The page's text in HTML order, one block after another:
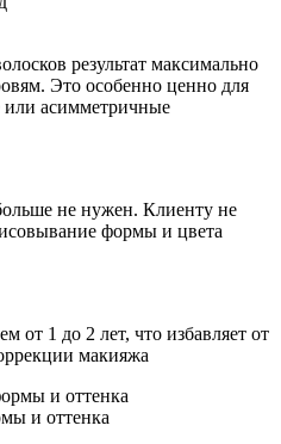
результат максимально
Это особенно ценно для
или асимметричные
не нужен. Клиенту не
формы и цвета
от 1 до 2 лет, что избавляет от
макияжа
и оттенка